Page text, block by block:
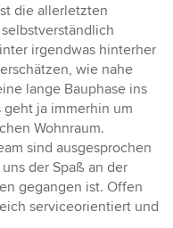
die allerletzten
irgendwas hinterher
wie nahe
lange Bauphase ins
ja immerhin um
Wohnraum.
sind ausgesprochen
der Spaß an der
gegangen ist. Offen
serviceorientiert und